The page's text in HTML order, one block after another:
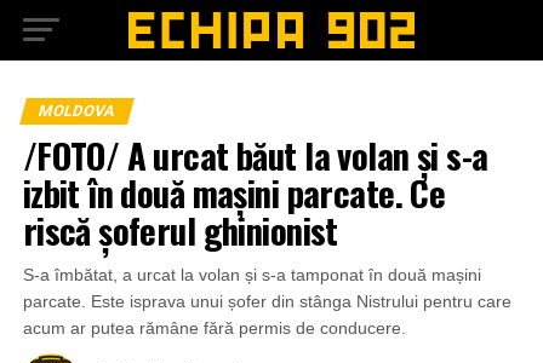
MOLDOVA
/FOTO/ A urcat băut la volan și s-a
izbit în două mașini parcate. Ce
riscă șoferul ghinionist
S-a îmbătat, a urcat la volan și s-a tamponat în două mașini
parcate. Este isprava unui șofer din stânga Nistrului pentru care
acum ar putea rămâne fără permis de conducere.